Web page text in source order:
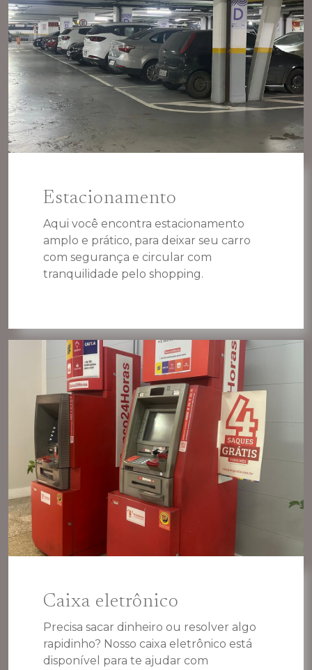
Estacionamento
Aqui você encontra estacionamento
amplo e prático, para deixar seu carro
com segurança e circular com
tranquilidade pelo shopping.
Caixa eletrônico
Precisa sacar dinheiro ou resolver algo
rapidinho? Nosso caixa eletrônico está
disponível para te ajudar com